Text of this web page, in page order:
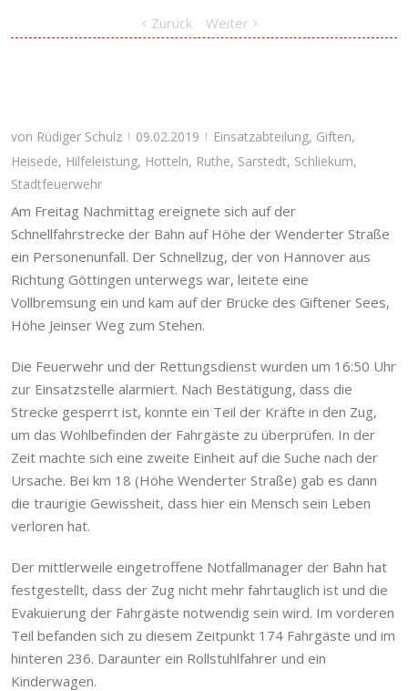
Zurück Weiter
von Rüdiger Schulz | 09.02.2019 | Einsatzabteilung, Giften,
Heisede, Hilfeleistung, Hotteln, Ruthe, Sarstedt, Schliekum,
Stadtfeuerwehr
Am Freitag Nachmittag ereignete sich auf der
Schnellfahrstrecke der Bahn auf Höhe der Wenderter Straße
ein Personenunfall. Der Schnellzug, der von Hannover aus
Richtung Göttingen unterwegs war, leitete eine
Vollbremsung ein und kam auf der Brücke des Giftener Sees,
Höhe Jeinser Weg zum Stehen.
Die Feuerwehr und der Rettungsdienst wurden um 16:50 Uhr
zur Einsatzstelle alarmiert. Nach Bestätigung, dass die
Strecke gesperrt ist, konnte ein Teil der Kräfte in den Zug,
um das Wohlbefinden der Fahrgäste zu überprüfen. In der
Zeit machte sich eine zweite Einheit auf die Suche nach der
Ursache. Bei km 18 (Höhe Wenderter Straße) gab es dann
die traurigie Gewissheit, dass hier ein Mensch sein Leben
verloren hat.
Der mittlerweile eingetroffene Notfallmanager der Bahn hat
festgestellt, dass der Zug nicht mehr fahrtauglich ist und die
Evakuierung der Fahrgäste notwendig sein wird. Im vorderen
Teil befanden sich zu diesem Zeitpunkt 174 Fahrgäste und im
hinteren 236. Daraunter ein Rollstuhlfahrer und ein
Kinderwagen.